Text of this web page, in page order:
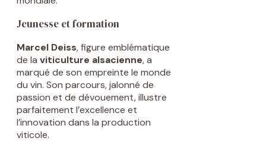
Jeunesse et formation
Marcel Deiss, figure emblématique
de la viticulture alsacienne, a
marqué de son empreinte le monde
du vin. Son parcours, jalonné de
passion et de dévouement, illustre
parfaitement l’excellence et
l’innovation dans la production
viticole.